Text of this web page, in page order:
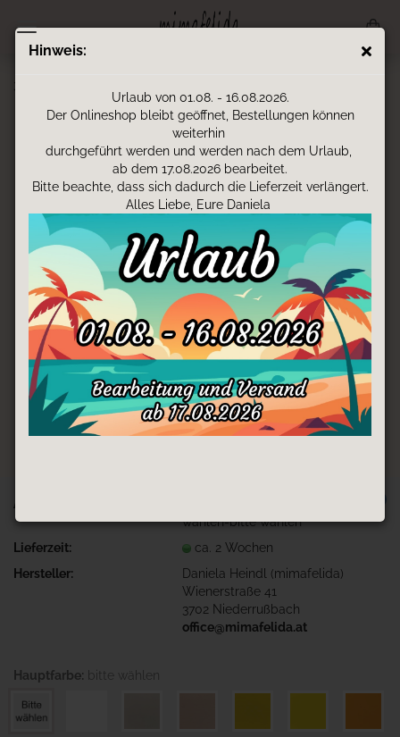
Hinweis:
Urlaub von 01.08. - 16.08.2026.
Der Onlineshop bleibt geöffnet, Bestellungen können
weiterhin
durchgeführt werden und werden nach dem Urlaub,
ab dem 17.08.2026 bearbeitet.
Bitte beachte, dass sich dadurch die Lieferzeit verlängert.
Alles Liebe, Eure Daniela
3D-Druck - kleines Wunder
Art.Nr.:
wählen-bitte wählen
Lieferzeit:
ca. 2 Wochen
Hersteller:
Daniela Heindl (mimafelida)
Wienerstraße 41
3702 Niederrußbach
office@mimafelida.at
Hauptfarbe: bitte wählen